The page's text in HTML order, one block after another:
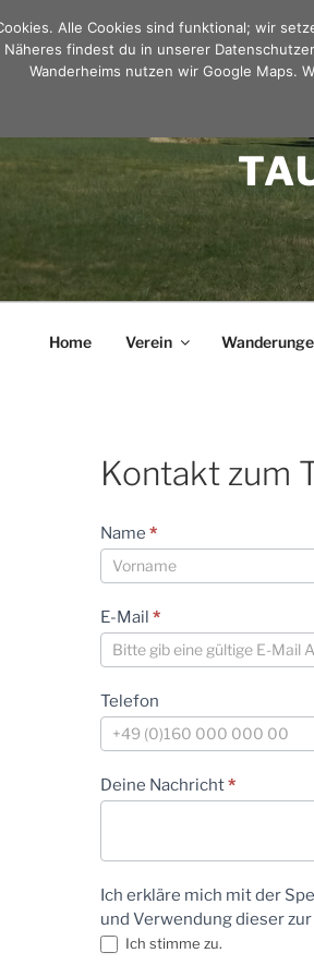
Home Verein
Kontakt zum
Allgemein
Kontakt
Name *
Name
E-Mail *
Telefon
Deine Nachricht*
Ich erkläre mich mit der
und Verwendung dieser
Ich stimme zu.
Alle Cookies sind funktional; wir
Näheres findest du in unserer
Wanderheims nutzen wir Google Maps.